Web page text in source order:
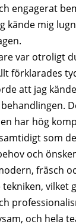
engagerat
kände mig
var otroligt
förklarades
att jag
har hög
som
och
fräsch
vilket
och hela